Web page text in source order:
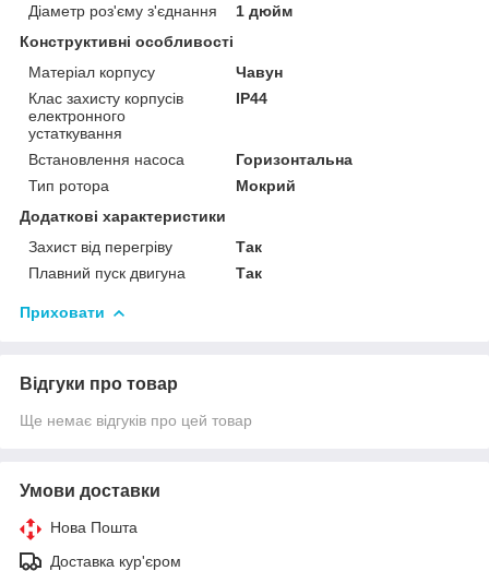
Діаметр роз'єму з'єднання
1 дюйм
Конструктивні особливості
Матеріал корпусу
Чавун
Клас захисту корпусів
електронного
устаткування
IP44
Встановлення насоса
Горизонтальна
Тип ротора
Мокрий
Додаткові характеристики
Захист від перегріву
Так
Плавний пуск двигуна
Так
Приховати
Відгуки про товар
Ще немає відгуків про цей товар
Умови доставки
Нова Пошта
Доставка кур'єром